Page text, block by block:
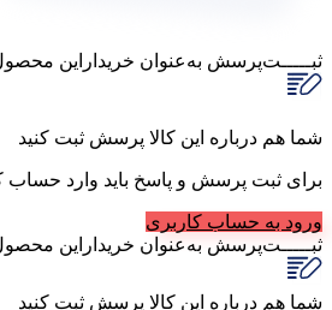
ثبـــــت‌پرسش به‌عنوان ‌خریدار‌این‌
شما هم درباره این کالا پرسش ثبت کنید
برای ثبت پرسش و پاسخ باید وارد حساب
ورود به حساب کاربری
ثبـــــت‌پرسش به‌عنوان ‌خریدار‌این‌
شما هم درباره این کالا پرسش ثبت کنید